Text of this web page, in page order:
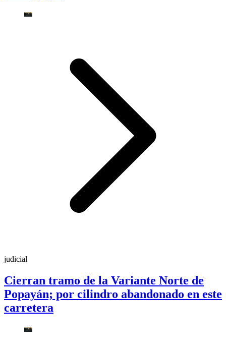
judicial
Cierran tramo de la Variante Norte de
Popayán; por cilindro abandonado en este
carretera